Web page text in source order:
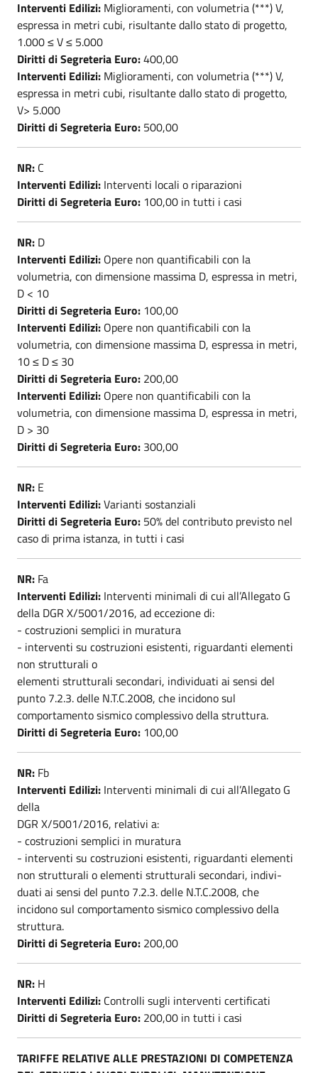
Interventi Edilizi: Miglioramenti, con volumetria (***) V,
espressa in metri cubi, risultante dallo stato di progetto,
1.000 ≤ V ≤ 5.000
Diritti di Segreteria Euro:400,00
Interventi Edilizi: Miglioramenti, con volumetria (***) V,
espressa in metri cubi, risultante dallo stato di progetto,
V> 5.000
Diritti di Segreteria Euro: 500,00
NR: C
Interventi Edilizi: Interventi locali o riparazioni
Diritti di Segreteria Euro: 100,00 in tutti i casi
NR: D
Interventi Edilizi: Opere non quantificabili con la
volumetria, con dimensione massima D, espressa in metri,
D < 10
Diritti di Segreteria Euro: 100,00
Interventi Edilizi: Opere non quantificabili con la
volumetria, con dimensione massima D, espressa in metri,
10 ≤ D ≤ 30
Diritti di Segreteria Euro: 200,00
Interventi Edilizi: Opere non quantificabili con la
volumetria, con dimensione massima D, espressa in metri,
D > 30
Diritti di Segreteria Euro: 300,00
NR: E
Interventi Edilizi:Varianti sostanziali
Diritti di Segreteria Euro: 50% del contributo previsto nel
caso di prima istanza, in tutti i casi
NR: Fa
Interventi Edilizi: Interventi minimali di cui all’Allegato G
della DGR X/5001/2016, ad eccezione di:
- costruzioni semplici in muratura
- interventi su costruzioni esistenti, riguardanti elementi
non strutturali o
elementi strutturali secondari, individuati ai sensi del
punto 7.2.3. delle N.T.C.2008, che incidono sul
comportamento sismico complessivo della struttura.
Diritti di Segreteria Euro: 100,00
NR: Fb
Interventi Edilizi: Interventi minimali di cui all’Allegato G
della
DGR X/5001/2016, relativi a:
- costruzioni semplici in muratura
- interventi su costruzioni esistenti, riguardanti elementi
non strutturali o elementi strutturali secondari, indivi-
duati ai sensi del punto 7.2.3. delle N.T.C.2008, che
incidono sul comportamento sismico complessivo della
struttura.
Diritti di Segreteria Euro: 200,00
NR: H
Interventi Edilizi: Controlli sugli interventi certificati
Diritti di Segreteria Euro: 200,00 in tutti i casi
TARIFFE RELATIVE ALLE PRESTAZIONI DI COMPETENZA